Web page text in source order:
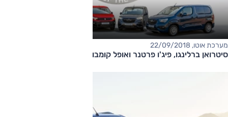
מערכת אוטו, 22/09/2018
סיטרואן ברלינגו, פיג'ו פרטנר ואופל קומבו - מסחרית השנה